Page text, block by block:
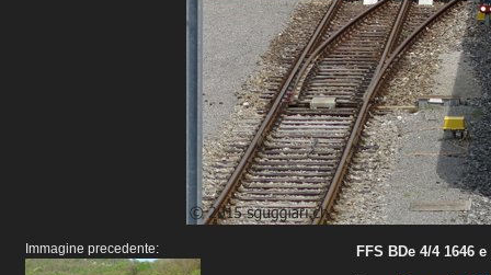
Immagine precedente:
FFS BDe 4/4 1646